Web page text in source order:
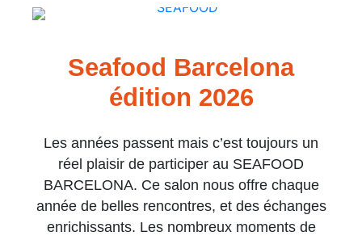
Seafood Barcelona
édition 2026
Les années passent mais c’est toujours un
réel plaisir de participer au SEAFOOD
BARCELONA. Ce salon nous offre chaque
année de belles rencontres, et des échanges
enrichissants. Les nombreux moments de